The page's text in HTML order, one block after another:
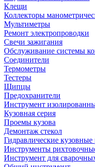
Клещи
Коллекторы
Мультиметры
Ремонт электропроводки
Свечи зажигания
Обслуживание системы
Соединители
Термометры
Тестеры
Щипцы
Предохранители
Инструмент
Кузовная серия
Проемы кузова
Демонтаж стекол
Гидравлические кузовные
Инструменты
Инструмент для